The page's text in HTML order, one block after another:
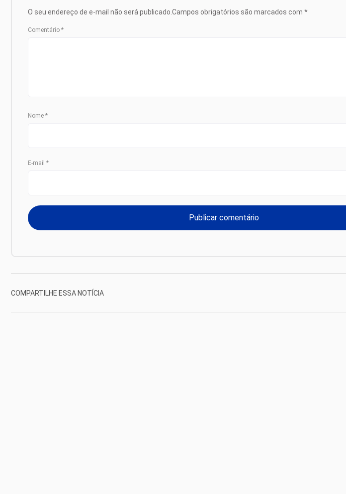
O seu endereço de e-mail não será publicado. Campos obrigatórios são marcados com *
Comentário *
Nome *
E-mail *
COMPARTILHE ESSA NOTÍCIA